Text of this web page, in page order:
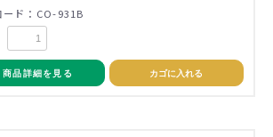
ード：CO-931B
商品詳細を見る カゴに入れる